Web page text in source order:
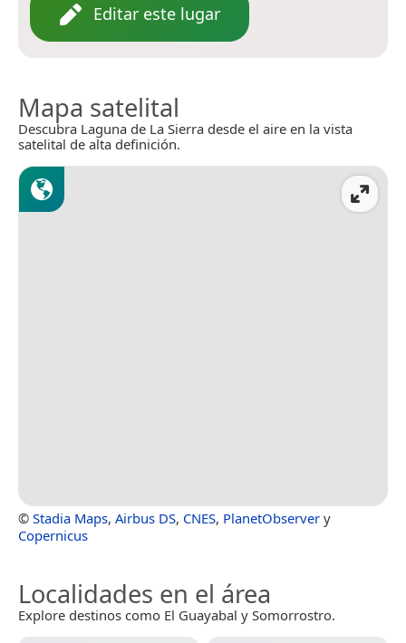
Editar este lugar
Mapa satelital
Descubra Laguna de La Sierra desde el aire en la vista
satelital de alta definición.
© Stadia Maps, Airbus DS, CNES, PlanetObserver y
Copernicus
Localidades en el área
Explore destinos como El Guayabal y Somorrostro.